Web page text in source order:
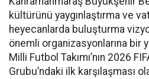
kültürünü yaygınlaştırma ve
heyecanlarda buluşturma
önemli organizasyonlarına bir
Milli Futbol Takımı’nın 2026
Grubu’ndaki ilk karşılaşması